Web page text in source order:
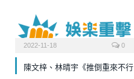
2022-11-18 0
陳文梓、林晴宇《推倒重來不行